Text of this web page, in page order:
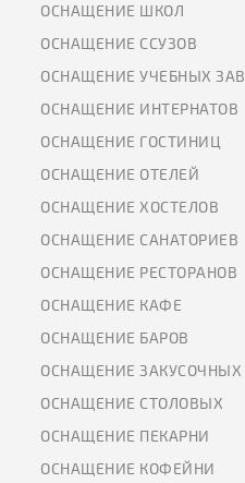
ОСНАЩЕНИЕ ШКОЛ
ОСНАЩЕНИЕ ССУЗОВ
ОСНАЩЕНИЕ УЧЕБНЫХ
ОСНАЩЕНИЕ ИНТЕРНАТОВ
ОСНАЩЕНИЕ ГОСТИНИЦ
ОСНАЩЕНИЕ ОТЕЛЕЙ
ОСНАЩЕНИЕ ХОСТЕЛОВ
ОСНАЩЕНИЕ САНАТОРИЕВ
ОСНАЩЕНИЕ РЕСТОРАНОВ
ОСНАЩЕНИЕ КАФЕ
ОСНАЩЕНИЕ БАРОВ
ОСНАЩЕНИЕ ЗАКУСОЧНЫХ
ОСНАЩЕНИЕ СТОЛОВЫХ
ОСНАЩЕНИЕ ПЕКАРНИ
ОСНАЩЕНИЕ КОФЕЙНИ